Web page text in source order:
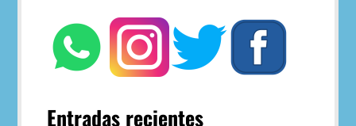
Entradas recientes